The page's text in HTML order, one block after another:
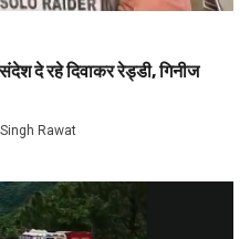
दे रहे दिवाकर रेड्डी, गिनीज
Rawat